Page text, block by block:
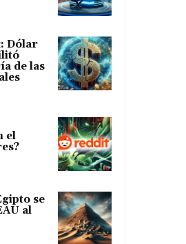
Dólar
de las
el
se
al